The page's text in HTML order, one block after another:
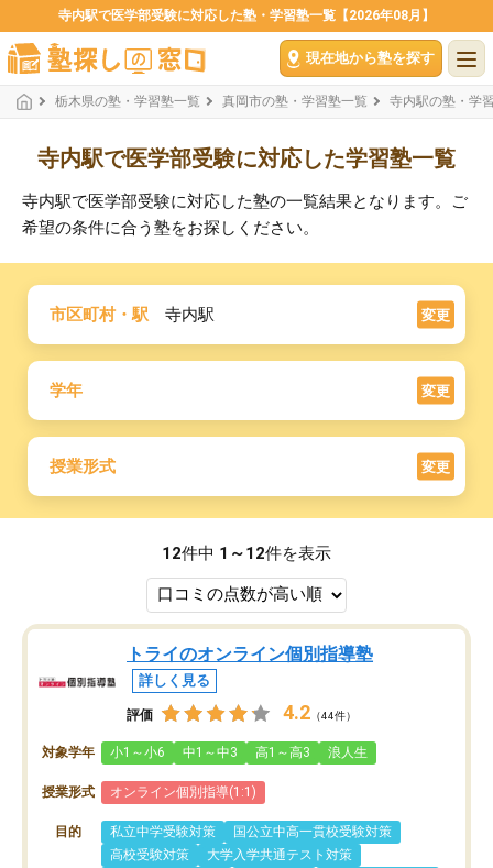
寺内駅で医学部受験に対応した塾・学習塾一覧【2026年08月】
現在地から塾を探す
栃木県の塾・学習塾一覧 真岡市の塾・学習塾一覧 寺内駅の塾・学
寺内駅で医学部受験に対応した学習塾一覧
寺内駅で医学部受験に対応した塾の一覧結果となります。ご
希望の条件に合う塾をお探しください。
市区町村・駅 寺内駅 変更
学年 変更
授業形式 変更
12件中 1～12件を表示
トライのオンライン個別指導塾
詳しく見る
評価 4.2 （44件）
対象学年 小1～小6 中1～中3 高1～高3 浪人生
授業形式 オンライン個別指導(1:1)
目的 私立中学受験対策
国公立中高一貫校受験対策
高校受験対策
大学入学共通テスト対策